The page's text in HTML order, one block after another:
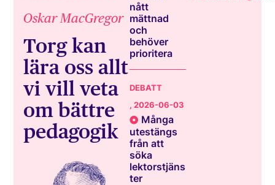
Oskar MacGregor
Torg kan
lära oss allt
vi vill veta
om bättre
pedagogik
nått
mättnad
och
behöver
prioritera
DEBATT
, 2026-06-03
Många
utestängs
från att
söka
lektorstjäns
ter